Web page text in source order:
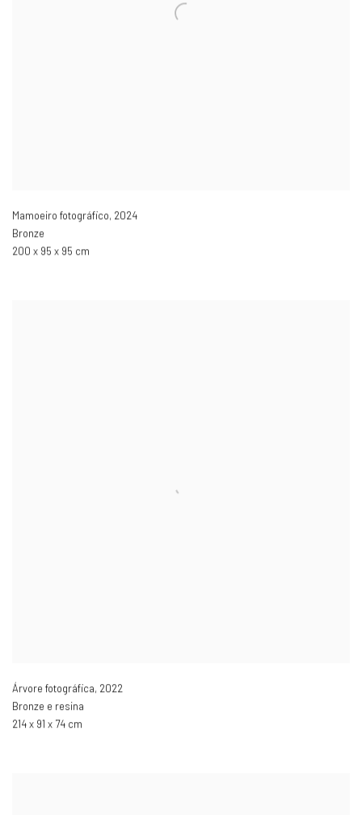
Mamoeiro fotográfico, 2024
Bronze
200 x 95 x 95 cm
Árvore fotográfica, 2022
Bronze e resina
214 x 91 x 74 cm